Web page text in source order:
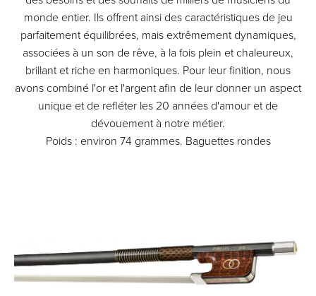
monde entier. Ils offrent ainsi des caractéristiques de jeu
parfaitement équilibrées, mais extrêmement dynamiques,
associées à un son de rêve, à la fois plein et chaleureux,
brillant et riche en harmoniques. Pour leur finition, nous
avons combiné l'or et l'argent afin de leur donner un aspect
unique et de refléter les 20 années d'amour et de
dévouement à notre métier.
Poids : environ 74 grammes. Baguettes rondes